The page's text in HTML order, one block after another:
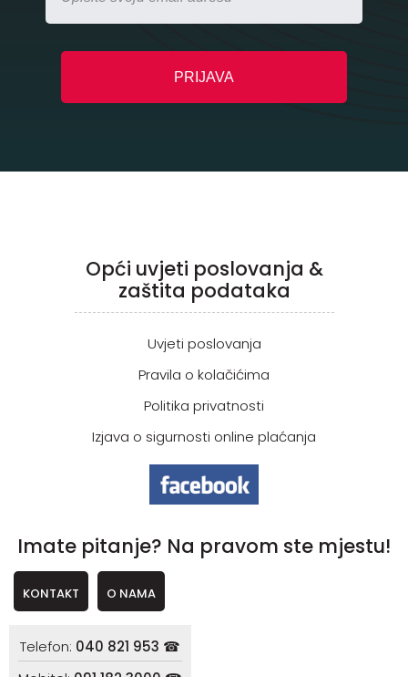
Opći uvjeti poslovanja &
zaštita podataka
Uvjeti poslovanja
Pravila o kolačićima
Politika privatnosti
Izjava o sigurnosti online plaćanja
Imate pitanje? Na pravom ste mjestu!
KONTAKT O NAMA
Telefon: 040 821 953 ☎